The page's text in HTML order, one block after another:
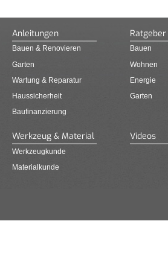
Anleitungen
Bauen & Renovieren
Garten
Wartung & Reparatur
Haussicherheit
Baufinanzierung
Ratgeber
Bauen
Wohnen
Energie
Garten
Werkzeug & Material
Werkzeugkunde
Materialkunde
Videos